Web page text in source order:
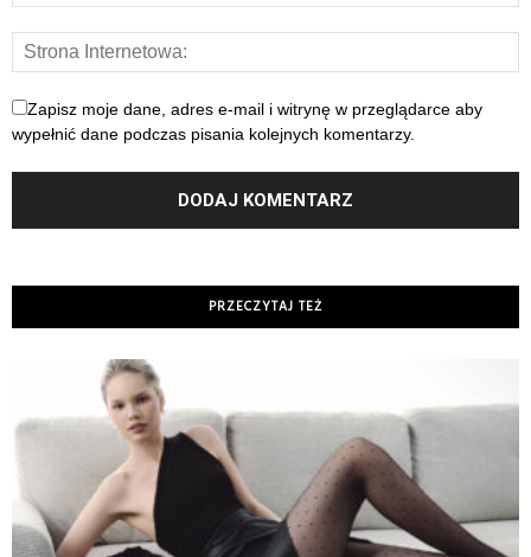
Zapisz moje dane, adres e-mail i witrynę w przeglądarce aby
wypełnić dane podczas pisania kolejnych komentarzy.
PRZECZYTAJ TEŻ